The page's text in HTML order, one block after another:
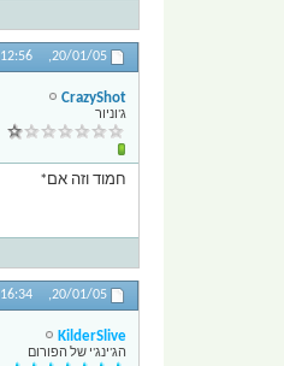
20/01/05,
12:56
CrazyShot
ג'וניור
חמוד וזה אם*
20/01/05,
16:34
KilderSlive
הג'ינג'י של הפורום